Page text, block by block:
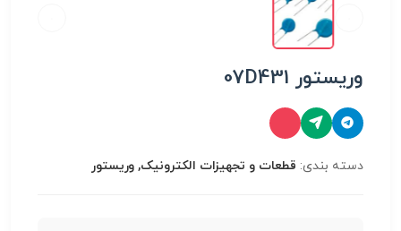
وریستور 07D431
دسته بندی: قطعات و تجهیزات الکترونیک, وریستور